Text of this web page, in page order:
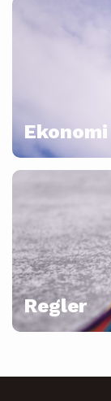
Ekonomi
Regler